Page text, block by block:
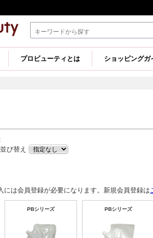
プロビューティとは ショッピングガ
替え
は会員登録が必要になります。新規会員登録は
PBシリーズ PBシリーズ